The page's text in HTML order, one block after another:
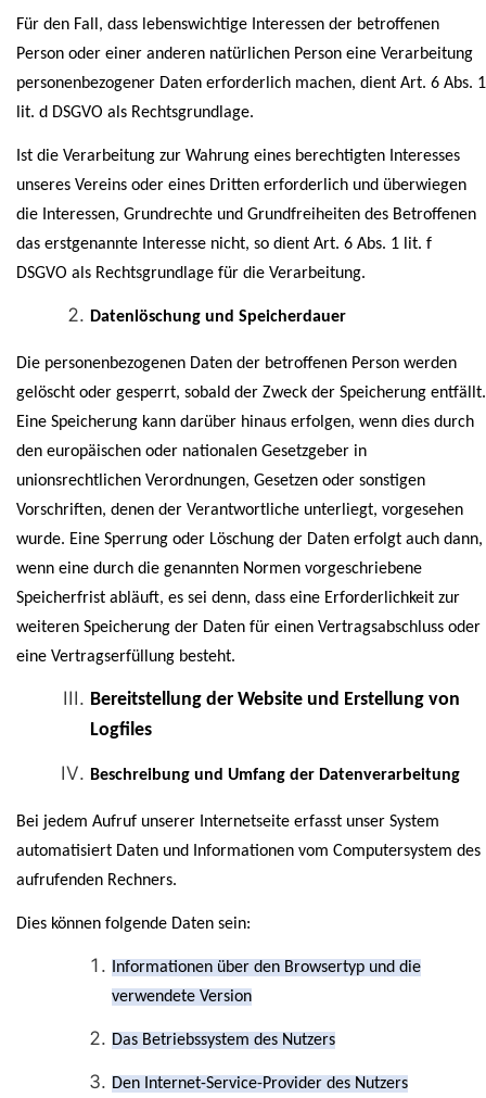
Für den Fall, dass lebenswichtige Interessen der betroffenen
Person oder einer anderen natürlichen Person eine Verarbeitung
personenbezogener Daten erforderlich machen, dient Art. 6 Abs. 1
lit. d DSGVO als Rechtsgrundlage.
Ist die Verarbeitung zur Wahrung eines berechtigten Interesses
unseres Vereins oder eines Dritten erforderlich und überwiegen
die Interessen, Grundrechte und Grundfreiheiten des Betroffenen
das erstgenannte Interesse nicht, so dient Art. 6 Abs. 1 lit. f
DSGVO als Rechtsgrundlage für die Verarbeitung.
Datenlöschung und Speicherdauer
Die personenbezogenen Daten der betroffenen Person werden
gelöscht oder gesperrt, sobald der Zweck der Speicherung entfällt.
Eine Speicherung kann darüber hinaus erfolgen, wenn dies durch
den europäischen oder nationalen Gesetzgeber in
unionsrechtlichen Verordnungen, Gesetzen oder sonstigen
Vorschriften, denen der Verantwortliche unterliegt, vorgesehen
wurde. Eine Sperrung oder Löschung der Daten erfolgt auch dann,
wenn eine durch die genannten Normen vorgeschriebene
Speicherfrist abläuft, es sei denn, dass eine Erforderlichkeit zur
weiteren Speicherung der Daten für einen Vertragsabschluss oder
eine Vertragserfüllung besteht.
Bereitstellung der Website und Erstellung von
Logfiles
Beschreibung und Umfang der Datenverarbeitung
Bei jedem Aufruf unserer Internetseite erfasst unser System
automatisiert Daten und Informationen vom Computersystem des
aufrufenden Rechners.
Dies können folgende Daten sein:
Informationen über den Browsertyp und die
verwendete Version
Das Betriebssystem des Nutzers
Den Internet-Service-Provider des Nutzers